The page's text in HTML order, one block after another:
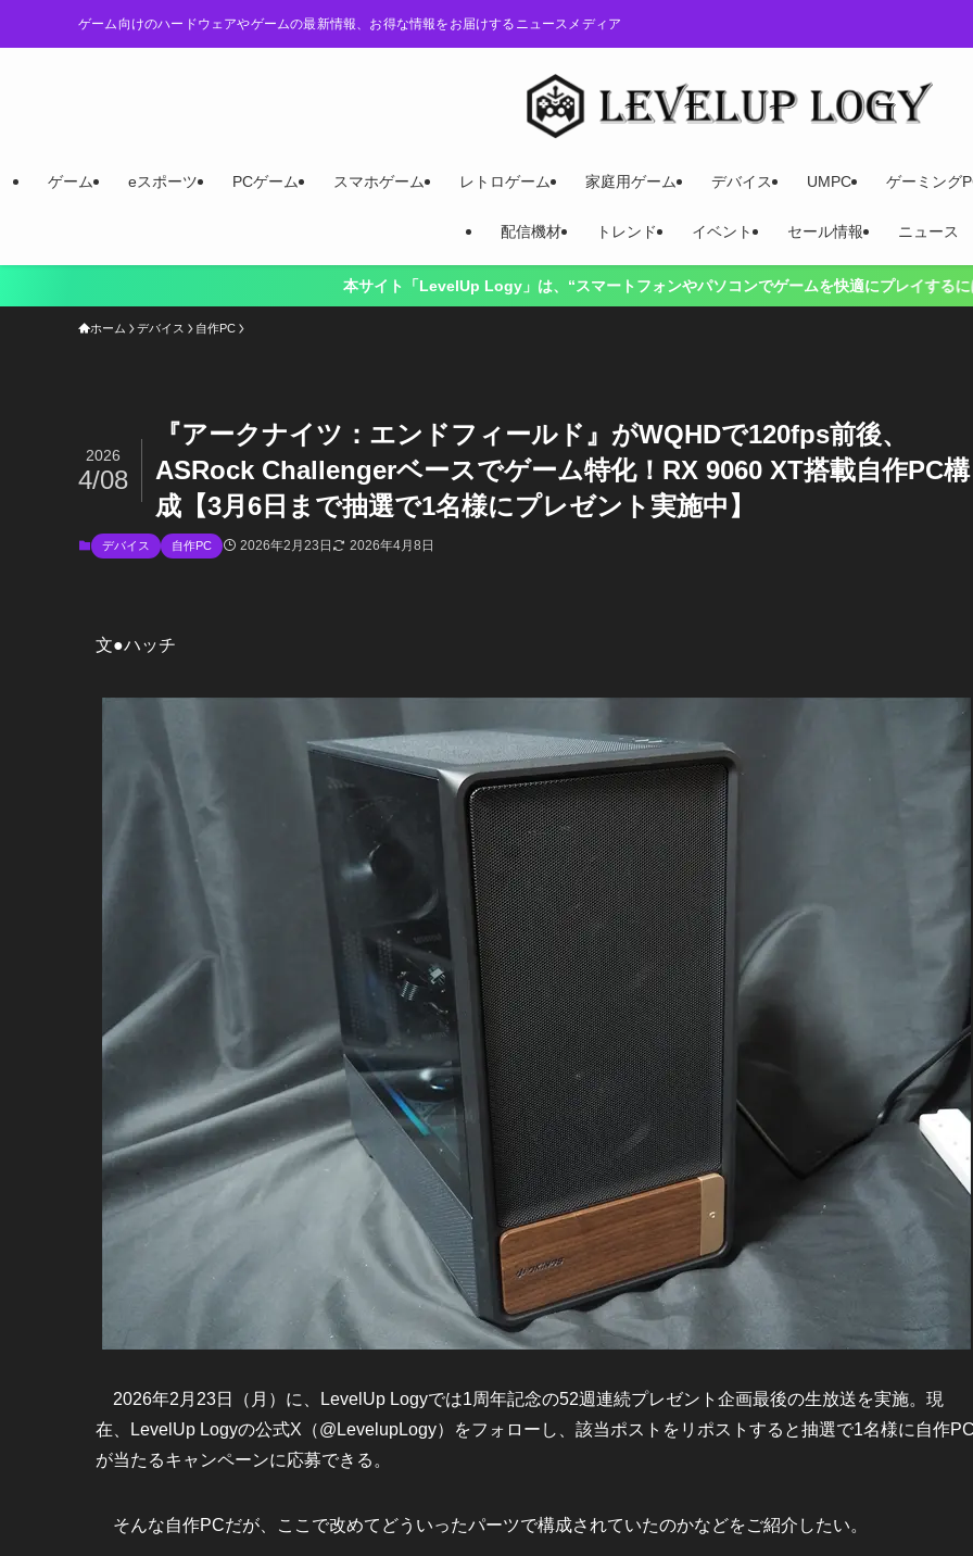
ゲーム向けのハードウェアやゲームの最新情報、お得な情報をお届けするニュースメディア
ゲーム eスポーツ PCゲーム スマホゲーム レトロゲーム 家庭用ゲーム デバイス UMPC ゲーミング
配信機材 トレンド イベント セール情報 ニュース
本サイト「LevelUp Logy」は、“スマートフォンやパソコンでゲームを快適にプレイするには？”をテーマに、ゲーム向
ホーム デバイス 自作PC
『アークナイツ：エンドフィールド』がWQHDで120fps前後、
ASRock Challengerベースでゲーム特化！RX 9060 XT搭載自作PC構
成【3月6日まで抽選で1名様にプレゼント実施中】
2026
4/08
デバイス 自作PC 2026年2月23日 2026年4月8日
文●ハッチ
2026年2月23日（月）に、LevelUp Logyでは1周年記念の52週連続プレゼント企画最後の生放送を実施。現
在、LevelUp Logyの公式X（@LevelupLogy）をフォローし、該当ポストをリポストすると抽選で1名様に自作
が当たるキャンペーンに応募できる。
そんな自作PCだが、ここで改めてどういったパーツで構成されていたのかなどをご紹介したい。